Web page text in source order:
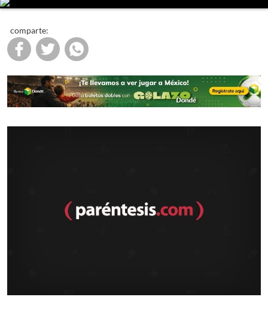
comparte: